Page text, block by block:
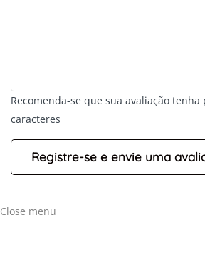
Recomenda-se que sua avaliação tenha
caracteres
Close menu